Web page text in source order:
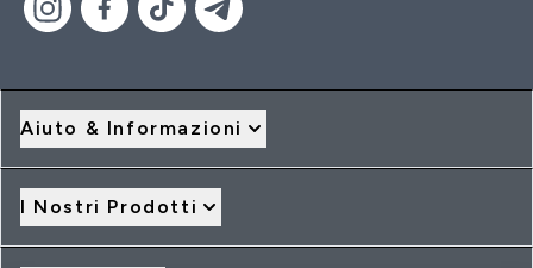
Aiuto & Informazioni
I Nostri Prodotti